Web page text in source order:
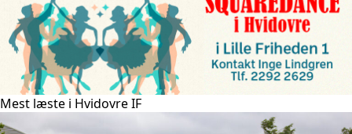
Mest læste i Hvidovre IF